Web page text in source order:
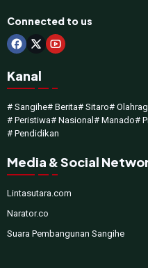
Connected to us
Kanal
# Sangihe# Berita# Sitaro#
# Peristiwa# Nasional # Manado#
# Pendidikan
Media & Social
Lintasutara.com
Narator.co
Suara Pembangunan Sangihe